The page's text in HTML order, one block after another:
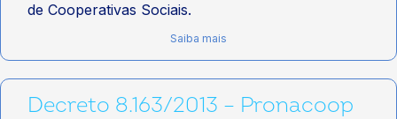
de Cooperativas Sociais.
Saiba mais
Decreto 8.163/2013 – Pronacoop